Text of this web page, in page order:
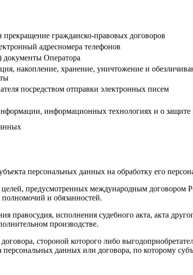
прекращение гражданско-правовых договоров
адресномера телефонов
документы Оператора
накопление, хранение, уничтожение и
посредством отправки электронных писем
информационных технологиях и о
персональных данных на обработку его
предусмотренных международным договором
и обязанностей.
правосудия, исполнения судебного акта, акта
производстве.
стороной которого либо
данных или договора, по которому